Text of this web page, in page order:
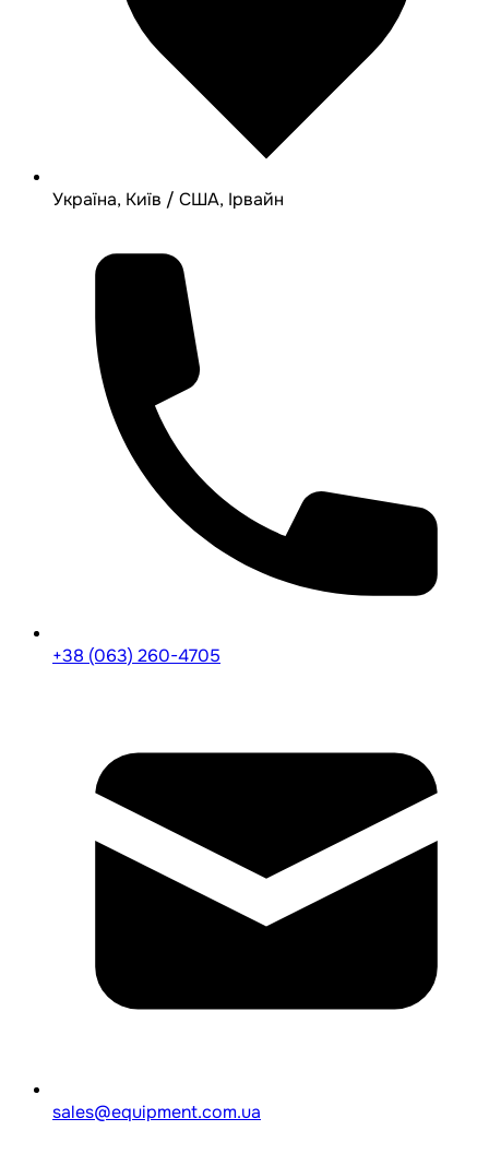
Україна, Київ / США, Ірвайн
+38 (063) 260-4705
sales@equipment.com.ua